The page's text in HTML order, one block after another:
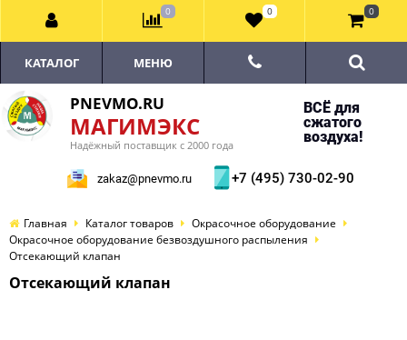
PNEVMO.RU
МАГИМЭКС
Надёжный поставщик с 2000 года
ВСЁ для
сжатого
воздуха!
zakaz@pnevmo.ru +7 (495) 730-02-90
КАТАЛОГ МЕНЮ
Главная Каталог товаров
Окрасочное оборудование
Окрасочное оборудование безвоздушного распыления
Отсекающий клапан
Отсекающий клапан
0 0 0